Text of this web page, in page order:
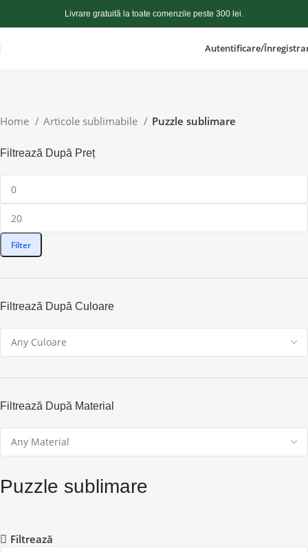
Livrare gratuită la toate comenzile peste 300 lei.
Autentificare/
Home Articole sublimabile Puzzle sublimare
Filtrează După Preț
Filter
Filtrează După Culoare
Filtrează După Material
Puzzle sublimare
Filtrează